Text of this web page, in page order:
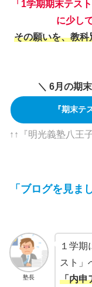
「1学期期末テス
に少し
その願いを、教科
＼ 6月の期
『期末テ
↑↑『明光義塾八王
「ブログを見ま
塾長
１学期
スト」
「内申